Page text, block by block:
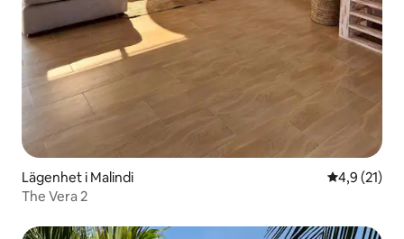
Lägenhet i Malindi 4,9 av 5 i
4,9 (21)
The Vera 2